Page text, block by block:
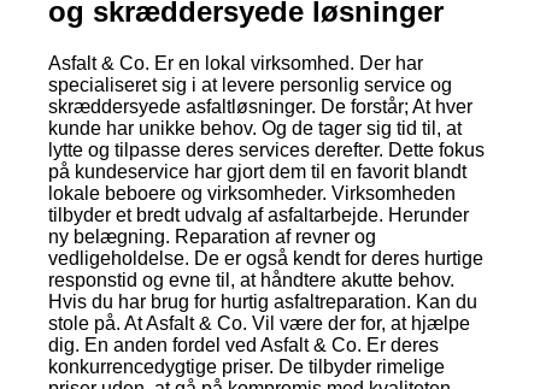
og skræddersyede løsninger
Asfalt & Co. Er en lokal virksomhed. Der har
specialiseret sig i at levere personlig service og
skræddersyede asfaltløsninger. De forstår; At hver
kunde har unikke behov. Og de tager sig tid til, at
lytte og tilpasse deres services derefter. Dette fokus
på kundeservice har gjort dem til en favorit blandt
lokale beboere og virksomheder. Virksomheden
tilbyder et bredt udvalg af asfaltarbejde. Herunder
ny belægning. Reparation af revner og
vedligeholdelse. De er også kendt for deres hurtige
responstid og evne til, at håndtere akutte behov.
Hvis du har brug for hurtig asfaltreparation. Kan du
stole på. At Asfalt & Co. Vil være der for, at hjælpe
dig. En anden fordel ved Asfalt & Co. Er deres
konkurrencedygtige priser. De tilbyder rimelige